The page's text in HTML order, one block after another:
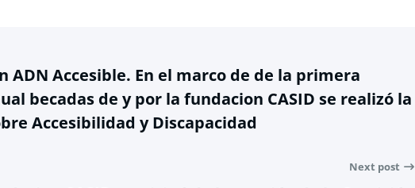
ADN Accesible. En el marco de de la primera
becadas de y por la fundacion CASID se realizó la
Accesibilidad y Discapacidad
Next post